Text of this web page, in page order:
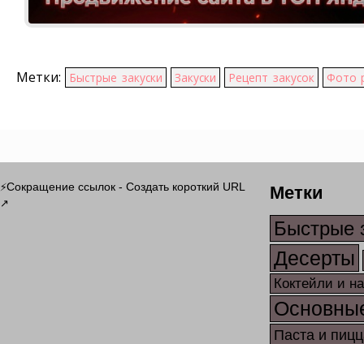
Метки: Быстрые закуски Закуски Рецепт закусок Фото
⚡Сокращение ссылок - Создать короткий URL
↗ Метки
Быстрые
Десерты
Коктейли и
Паста и